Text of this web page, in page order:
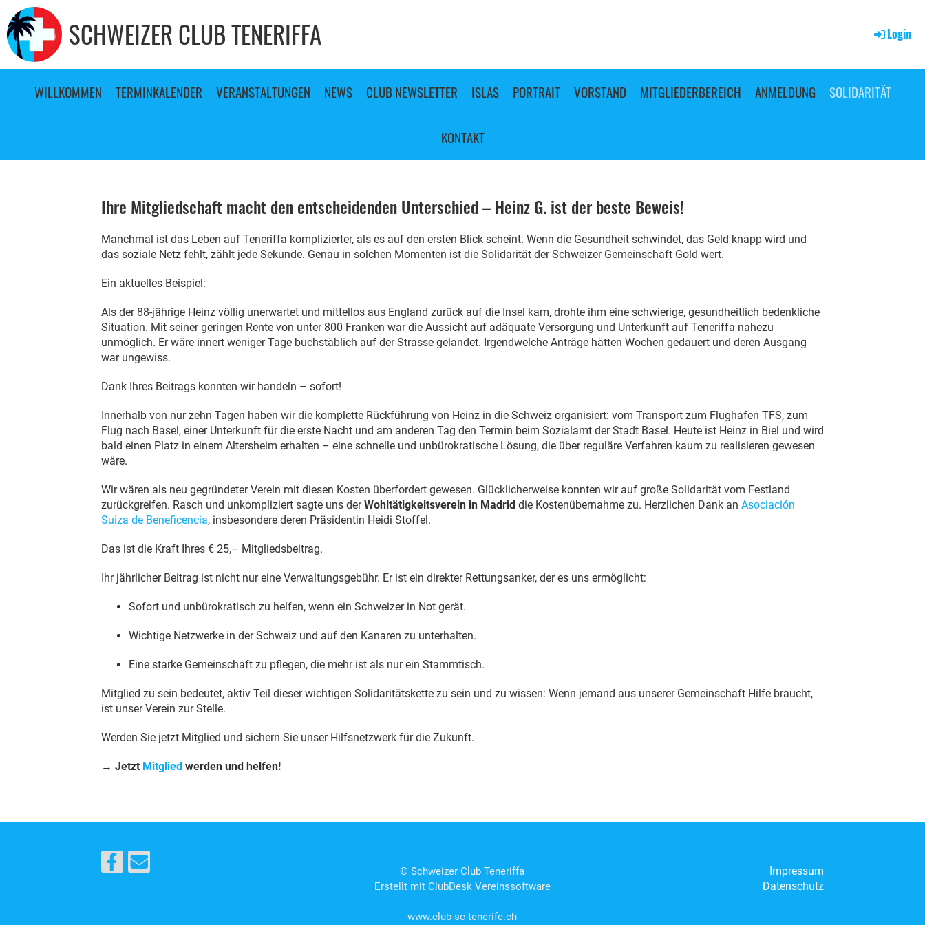
SCHWEIZER CLUB TENERIFFA Login
WILLKOMMEN TERMINKALENDER VERANSTALTUNGEN NEWS CLUB NEWSLETTER ISLAS PORTRAIT VORSTAND MITGLIEDERBEREICH ANMELDUNG SOLIDARITÄT
KONTAKT
Ihre Mitgliedschaft macht den entscheidenden Unterschied – Heinz G. ist der beste Beweis!
Manchmal ist das Leben auf Teneriffa komplizierter, als es auf den ersten Blick scheint. Wenn die Gesundheit schwindet, das Geld knapp wird und
das soziale Netz fehlt, zählt jede Sekunde. Genau in solchen Momenten ist die Solidarität der Schweizer Gemeinschaft Gold wert.
Ein aktuelles Beispiel:
Als der 88-jährige Heinz völlig unerwartet und mittellos aus England zurück auf die Insel kam, drohte ihm eine schwierige, gesundheitlich bedenkliche
Situation. Mit seiner geringen Rente von unter 800 Franken war die Aussicht auf adäquate Versorgung und Unterkunft auf Teneriffa nahezu
unmöglich. Er wäre innert weniger Tage buchstäblich auf der Strasse gelandet. Irgendwelche Anträge hätten Wochen gedauert und deren Ausgang
war ungewiss.
Dank Ihres Beitrags konnten wir handeln – sofort!
Innerhalb von nur zehn Tagen haben wir die komplette Rückführung von Heinz in die Schweiz organisiert: vom Transport zum Flughafen TFS, zum
Flug nach Basel, einer Unterkunft für die erste Nacht und am anderen Tag den Termin beim Sozialamt der Stadt Basel. Heute ist Heinz in Biel und wird
bald einen Platz in einem Altersheim erhalten – eine schnelle und unbürokratische Lösung, die über reguläre Verfahren kaum zu realisieren gewesen
wäre.
Wir wären als neu gegründeter Verein mit diesen Kosten überfordert gewesen. Glücklicherweise konnten wir auf große Solidarität vom Festland
zurückgreifen. Rasch und unkompliziert sagte uns derWohltätigkeitsverein in Madrid die Kostenübernahme zu. Herzlichen Dank an Asociación
Suiza de Beneficencia, insbesondere deren Präsidentin Heidi Stoffel.
Das ist die Kraft Ihres € 25,– Mitgliedsbeitrag.
Ihr jährlicher Beitrag ist nicht nur eine Verwaltungsgebühr. Er ist ein direkter Rettungsanker, der es uns ermöglicht:
Sofort und unbürokratisch zu helfen, wenn ein Schweizer in Not gerät.
Wichtige Netzwerke in der Schweiz und auf den Kanaren zu unterhalten.
Eine starke Gemeinschaft zu pflegen, die mehr ist als nur ein Stammtisch.
Mitglied zu sein bedeutet, aktiv Teil dieser wichtigen Solidaritätskette zu sein und zu wissen: Wenn jemand aus unserer Gemeinschaft Hilfe braucht,
ist unser Verein zur Stelle.
Werden Sie jetzt Mitglied und sichern Sie unser Hilfsnetzwerk für die Zukunft.
→ Jetzt Mitglied werden und helfen!
© Schweizer Club Teneriffa
Erstellt mit ClubDesk Vereinssoftware
www.club-sc-tenerife.ch
Impressum
Datenschutz